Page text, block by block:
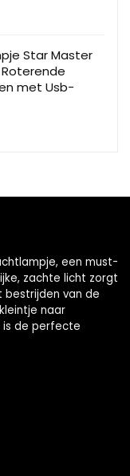
Star Master
met Usb-
een must-
zachte licht zorgt
bestrijden van de
naar
is de perfecte